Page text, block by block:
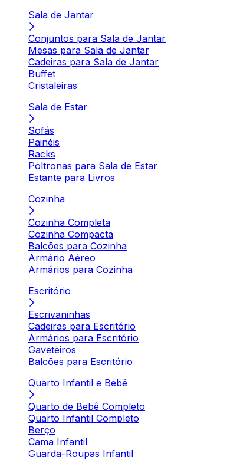
Sala de Jantar
Conjuntos para Sala de Jantar
Mesas para Sala de Jantar
Cadeiras para Sala de Jantar
Buffet
Cristaleiras
Sala de Estar
Sofás
Painéis
Racks
Poltronas para Sala de Estar
Estante para Livros
Cozinha
Cozinha Completa
Cozinha Compacta
Balcões para Cozinha
Armário Aéreo
Armários para Cozinha
Escritório
Escrivaninhas
Cadeiras para Escritório
Armários para Escritório
Gaveteiros
Balcões para Escritório
Quarto Infantil e Bebê
Quarto de Bebê Completo
Quarto Infantil Completo
Berço
Cama Infantil
Guarda-Roupas Infantil